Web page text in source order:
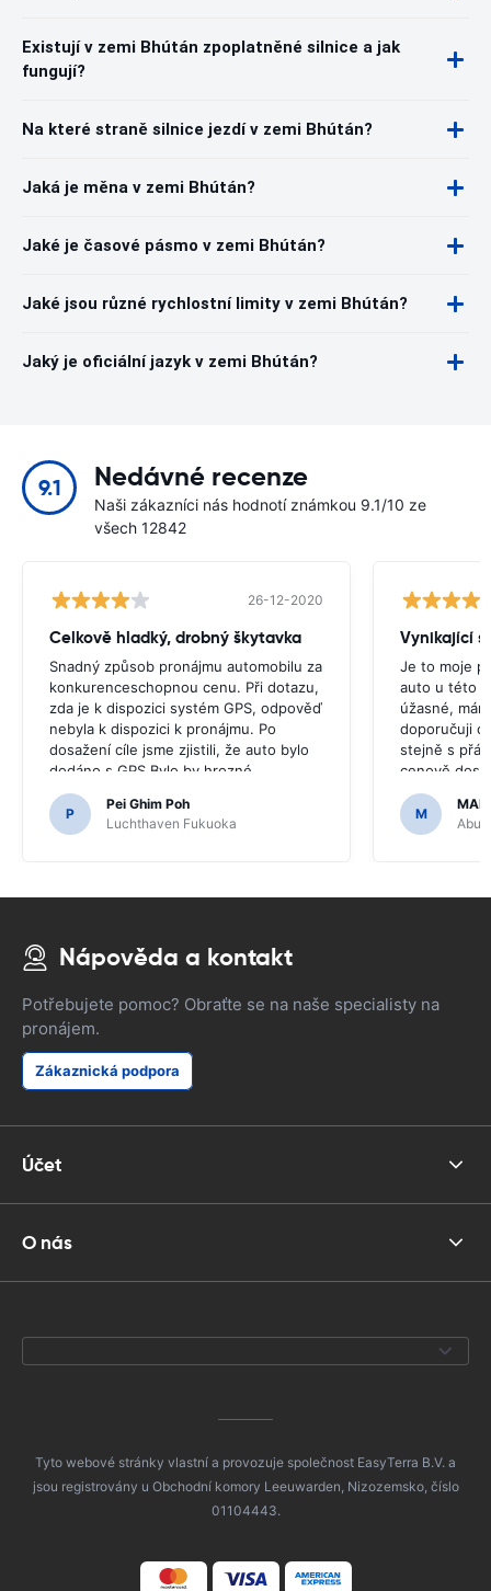
Existují v zemi Bhútán zpoplatněné silnice a jak
fungují?
Na které straně silnice jezdí v zemi Bhútán?
Jaká je měna v zemi Bhútán?
Jaké je časové pásmo v zemi Bhútán?
Jaké jsou různé rychlostní limity v zemi Bhútán?
Jaký je oficiální jazyk v zemi Bhútán?
9.1 Nedávné recenze
Naši zákazníci nás hodnotí známkou 9.1/10 ze
všech 12842
26-12-2020
Celkově hladký, drobný škytavka
Snadný způsob pronájmu automobilu za
konkurenceschopnou cenu. Při dotazu,
zda je k dispozici systém GPS, odpověď
nebyla k dispozici k pronájmu. Po
dosažení cíle jsme zjistili, že auto bylo
dodáno s GPS.Bylo by hrozné,
kdybychom se rozhodli koupit GPS,
protože bylo nutné jet po japonských
silnicích.
P
Pei Ghim Poh
Luchthaven Fukuoka
Vynikající
Je to moje
auto u této
úžasné,
doporučuji
stejně s
cenově
M
Abu
Nápověda a kontakt
Potřebujete pomoc? Obraťte se na naše specialisty na
pronájem.
Zákaznická podpora
Účet
O nás
Tyto webové stránky vlastní a provozuje společnost EasyTerra B.V. a
jsou registrovány u Obchodní komory Leeuwarden, Nizozemsko, číslo
01104443.